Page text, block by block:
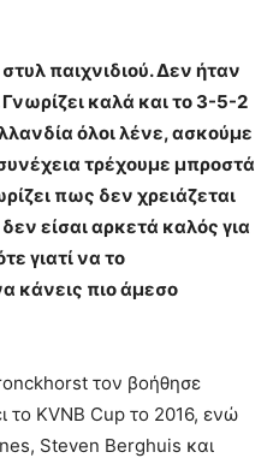
παιχνιδιού. Δεν ήταν
καλά και το 3-5-2
όλοι λένε, ασκούμε
τρέχουμε μπροστά
πως δεν χρειάζεται
είσαι αρκετά καλός για
γιατί να το
κάνεις πιο άμεσο
τον βοήθησε
το KVNB Cup το 2016, ενώ
Steven Berghuis και